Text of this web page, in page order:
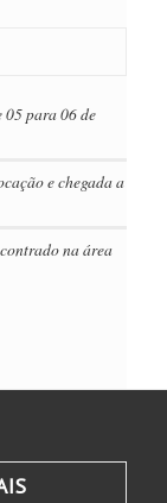
para 06 de
e chegada a
na área